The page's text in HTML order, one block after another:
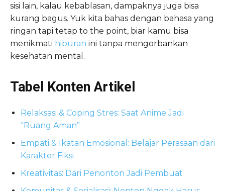
sisi lain, kalau kebablasan, dampaknya juga bisa
kurang bagus. Yuk kita bahas dengan bahasa yang
ringan tapi tetap to the point, biar kamu bisa
menikmati hiburan ini tanpa mengorbankan
kesehatan mental.
Tabel Konten Artikel
Relaksasi & Coping Stres: Saat Anime Jadi
“Ruang Aman”
Empati & Ikatan Emosional: Belajar Perasaan dari
Karakter Fiksi
Kreativitas: Dari Penonton Jadi Pembuat